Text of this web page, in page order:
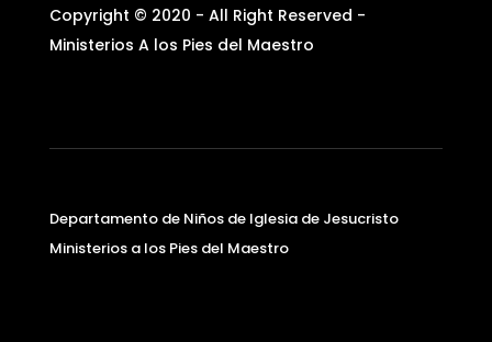
Copyright © 2020 - All Right Reserved -
Ministerios A los Pies del Maestro
Departamento de Niños de Iglesia de Jesucristo
Ministerios a los Pies del Maestro